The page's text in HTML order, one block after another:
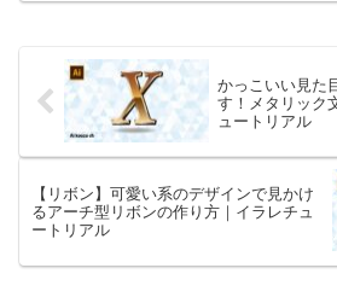
かっこいい見た
す！メタリック
ュートリアル
【リボン】可愛い系のデザインで見かけ
るアーチ型リボンの作り方｜イラレチュ
ートリアル